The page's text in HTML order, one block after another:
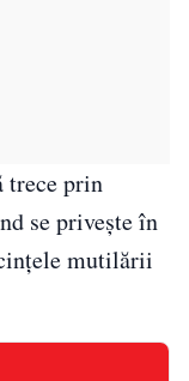
trece prin
se privește în
mutilării